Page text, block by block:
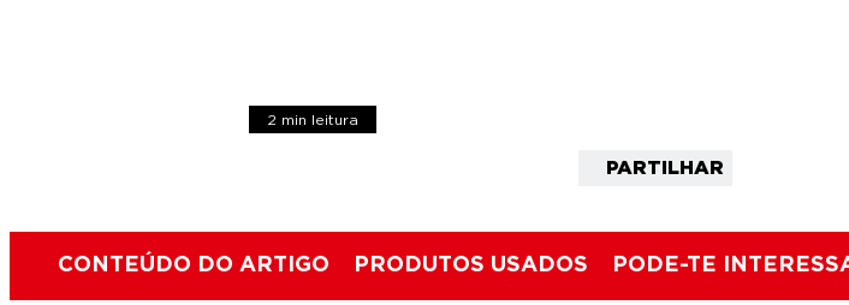
2 min leitura
PARTILHAR
CONTEÚDO DO ARTIGO PRODUTOS USADOS PODE-TE